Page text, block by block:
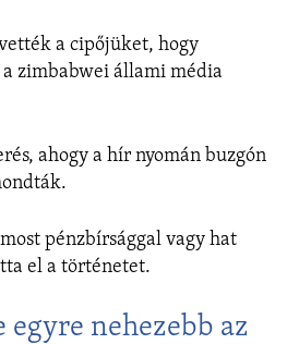
a cipőjüket, hogy
zimbabwei állami média
ahogy a hír nyomán buzgón
pénzbírsággal vagy hat
el a történetet.
nehezebb az